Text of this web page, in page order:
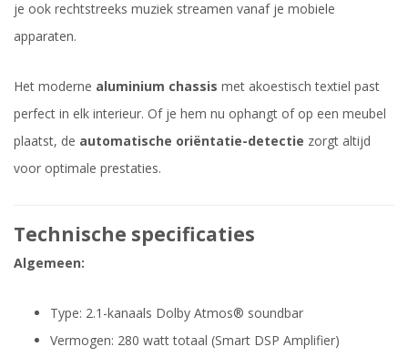
je ook rechtstreeks muziek streamen vanaf je mobiele
apparaten.
Het moderne aluminium chassis met akoestisch textiel past
perfect in elk interieur. Of je hem nu ophangt of op een meubel
plaatst, de automatische oriëntatie-detectie zorgt altijd
voor optimale prestaties.
Technische specificaties
Algemeen:
Type: 2.1-kanaals Dolby Atmos® soundbar
Vermogen: 280 watt totaal (Smart DSP Amplifier)